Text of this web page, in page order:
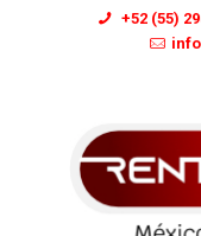
+52 (55)